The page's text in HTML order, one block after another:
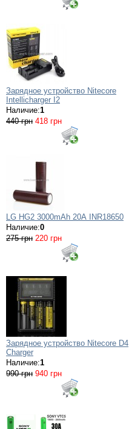
Зарядное устройство Nitecore
Intellicharger I2
Наличие:1
440 грн 418 грн
LG HG2 3000mAh 20А INR18650
Наличие:0
275 грн 220 грн
Зарядное устройство Nitecore D4
Charger
Наличие:1
990 грн 940 грн